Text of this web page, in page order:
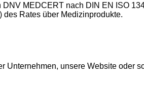
MEDCERT nach DIN EN ISO
) des Rates über Medizinprodukte.
Unternehmen, unsere Website oder